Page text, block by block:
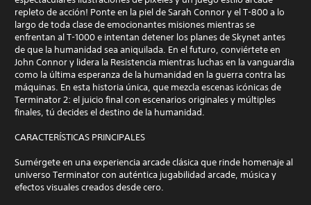
repleto de acción! Ponte en la piel de Sarah Connor y el T-800 a lo
largo de toda clase de emocionantes misiones mientras se
enfrentan al T-1000 e intentan detener los planes de Skynet antes
de que la humanidad sea aniquilada. En el futuro, conviértete en
John Connor y lidera la Resistencia mientras luchas en la vanguardia
como la última esperanza de la humanidad en la guerra contra las
máquinas. En esta historia única, que mezcla escenas icónicas de
Terminator 2: el juicio final con escenarios originales y múltiples
finales, tú decides el destino de la humanidad.
CARACTERÍSTICAS PRINCIPALES
Sumérgete en una experiencia arcade clásica que rinde homenaje al
universo Terminator con auténtica jugabilidad arcade, música y
efectos visuales creados desde cero.